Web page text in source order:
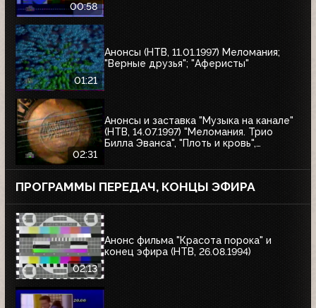
00:58
01:21
Анонсы (НТВ, 11.01.1997) Меломания;
"Верные друзья"; "Аферисты"
02:31
Анонсы и заставка "Музыка на канале"
(НТВ, 14.07.1997) "Меломания. Трио
Билла Эванса", "Плоть и кровь",
ПРОГРАММЫ ПЕРЕДАЧ, КОНЦЫ ЭФИРА
02:13
Анонс фильма "Красота порока" и
конец эфира (НТВ, 26.08.1994)